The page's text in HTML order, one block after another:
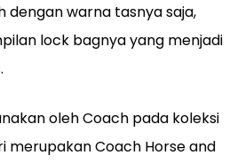
dengan warna tasnya saja,
lock bagnya yang menjadi
oleh Coach pada koleksi
merupakan Coach Horse and